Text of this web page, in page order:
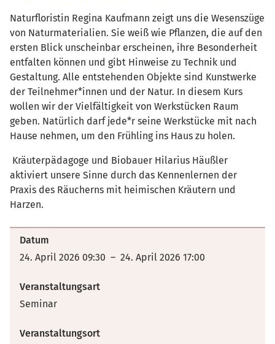
Naturfloristin Regina Kaufmann zeigt uns die Wesenszüge
von Naturmaterialien. Sie weiß wie Pflanzen, die auf den
ersten Blick unscheinbar erscheinen, ihre Besonderheit
entfalten können und gibt Hinweise zu Technik und
Gestaltung. Alle entstehenden Objekte sind Kunstwerke
der Teilnehmer*innen und der Natur. In diesem Kurs
wollen wir der Vielfältigkeit von Werkstücken Raum
geben. Natürlich darf jede*r seine Werkstücke mit nach
Hause nehmen, um den Frühling ins Haus zu holen.
Kräuterpädagoge und Biobauer Hilarius Häußler
aktiviert unsere Sinne durch das Kennenlernen der
Praxis des Räucherns mit heimischen Kräutern und
Harzen.
Datum
24. April 2026 09:30 – 24. April 2026 17:00
Veranstaltungsart
Seminar
Veranstaltungsort